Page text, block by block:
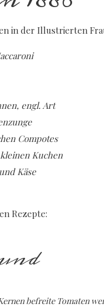
in der Illustrierten
engl. Art
Compotes
Kuchen
Käse
Rezepte:
befreite Tomaten